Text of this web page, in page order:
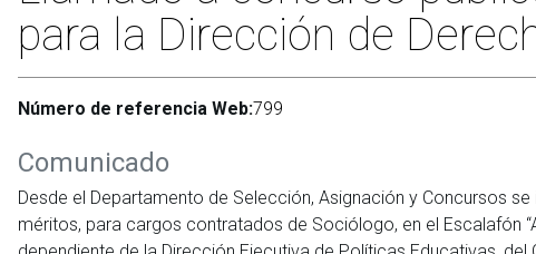
para la Dirección de
Número de referencia Web:799
Comunicado
Desde el Departamento de Selección, Asignación y Concursos
méritos, para cargos contratados de Sociólogo, en el Escalafón